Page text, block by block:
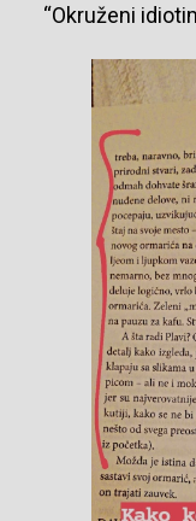
“Okruženi